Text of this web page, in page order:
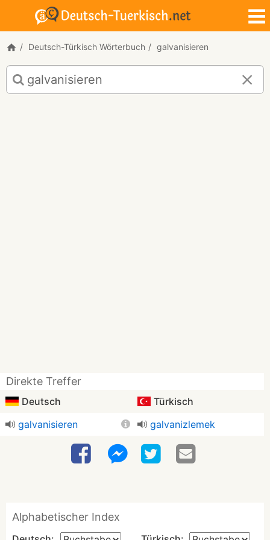
Deutsch-Türkisch Wörterbuch galvanisieren
Deutsch-
Türkisch
Übersetzung
Direkte Treffer
Deutsch
Türkisch
galvanisieren
galvanizlemek
Alphabetischer Index